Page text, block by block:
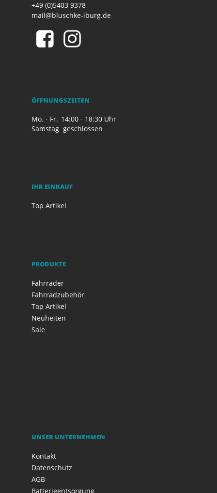
+49 (0)5403 9378
mail@bluschke-iburg.de
ÖFFNUNGSZEITEN
Mo. - Fr. 14:00 - 18:30 Uhr
Samstag geschlossen
IHR EINKAUF
Top Artikel
PRODUKTE
Fahrräder
Fahrradzubehör
Top Artikel
Neuheiten
Sale
UNSER UNTERNEHMEN
Kontakt
Datenschutz
AGB
Batterieentsorgung